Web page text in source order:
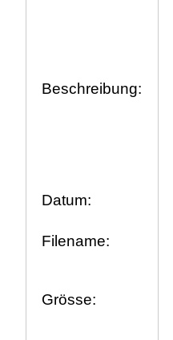
Beschreibung:
Datum:
Filename:
Grösse: